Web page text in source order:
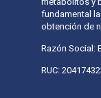
fundamental
obtención de
Razón Social:
RUC: